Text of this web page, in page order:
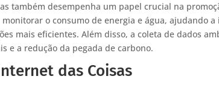
também desempenha um papel crucial na
o consumo de energia e água, ajudando
mais eficientes. Além disso, a coleta de dados
e a redução da pegada de carbono.
das Coisas